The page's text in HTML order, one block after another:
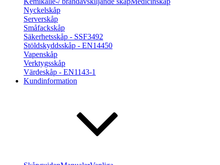
Nyckelskåp
Serverskåp
Småfackskåp
Säkerhetsskåp - SSF3492
Stöldskyddsskåp - EN14450
Vapenskåp
Verktygsskåp
Värdeskåp - EN1143-1
Kundinformation